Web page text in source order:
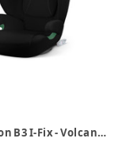
Solution B3 I-Fix - Volcano Black